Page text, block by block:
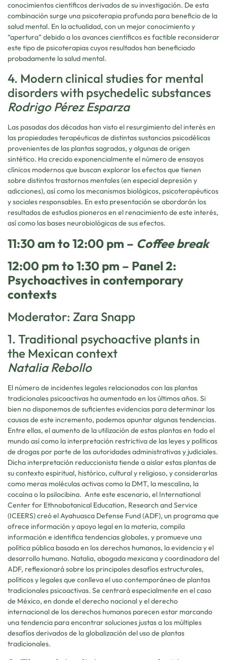
conocimientos científicos derivados de su investigación. De esta
combinación surge una psicoterapia profunda para beneficio de la
salud mental. En la actualidad, con un mejor conocimiento y
“apertura” debido a los avances científicos es factible reconsiderar
este tipo de psicoterapias cuyos resultados han beneficiado
probadamente la salud mental.
4. Modern clinical studies for mental
disorders with psychedelic substances
Rodrigo Pérez Esparza
Las pasadas dos décadas han visto el resurgimiento del interés en
las propiedades terapéuticas de distintas sustancias psicodélicas
provenientes de las plantas sagradas, y algunas de origen
sintético. Ha crecido exponencialmente el número de ensayos
clínicos modernos que buscan explorar los efectos que tienen
sobre distintos trastornos mentales (en especial depresión y
adicciones), así como los mecanismos biológicos, psicoterapéuticos
y sociales responsables. En esta presentación se abordarán los
resultados de estudios pioneros en el renacimiento de este interés,
así como las bases neurobiológicas de sus efectos.
11:30 am to 12:00 pm – Coffee break
12:00 pm to 1:30 pm – Panel 2:
Psychoactives in contemporary
contexts
Moderator: Zara Snapp
1. Traditional psychoactive plants in
the Mexican context
Natalia Rebollo
El número de incidentes legales relacionados con las plantas
tradicionales psicoactivas ha aumentado en los últimos años. Si
bien no disponemos de suficientes evidencias para determinar las
causas de este incremento, podemos apuntar algunas tendencias.
Entre ellas, el aumento de la utilización de estas plantas en todo el
mundo así como la interpretación restrictiva de las leyes y políticas
de drogas por parte de las autoridades administrativas y judiciales.
Dicha interpretación reduccionista tiende a aislar estas plantas de
su contexto espiritual, histórico, cultural y religioso, y considerarlas
como meras moléculas activas como la DMT, la mescalina, la
cocaína o la psilocibina. Ante este escenario, el International
Center for Ethnobotanical Education, Research and Service
(ICEERS) creó el Ayahuasca Defense Fund (ADF), un programa que
ofrece información y apoyo legal en la materia, compila
información e identifica tendencias globales, y promueve una
política pública basada en los derechos humanos, la evidencia y el
desarrollo humano. Natalia, abogada mexicana y coordinadora del
ADF, reflexionará sobre los principales desafíos estructurales,
políticos y legales que conlleva el uso contemporáneo de plantas
tradicionales psicoactivas. Se centrará especialmente en el caso
de México, en donde el derecho nacional y el derecho
internacional de los derechos humanos parecen estar marcando
una tendencia para encontrar soluciones justas a los múltiples
desafíos derivados de la globalización del uso de plantas
tradicionales.